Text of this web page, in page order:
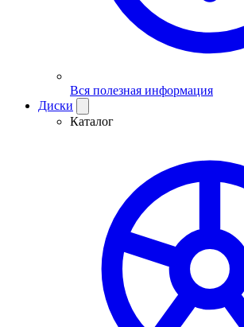
Вся полезная информация
Диски
Каталог